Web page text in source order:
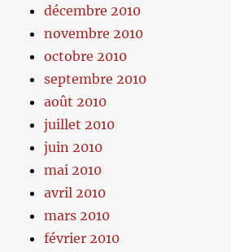
décembre 2010
novembre 2010
octobre 2010
septembre 2010
août 2010
juillet 2010
juin 2010
mai 2010
avril 2010
mars 2010
février 2010